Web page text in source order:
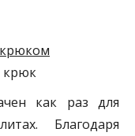
крюк
как раз для
Благодаря